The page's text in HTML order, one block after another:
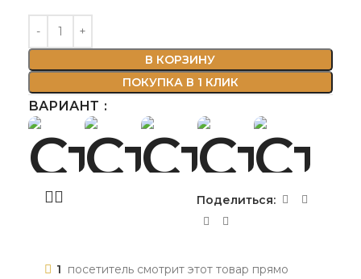
В КОРЗИНУ
ПОКУПКА В 1 КЛИК
ВАРИАНТ
Поделиться:
1 посетитель смотрит этот товар прямо